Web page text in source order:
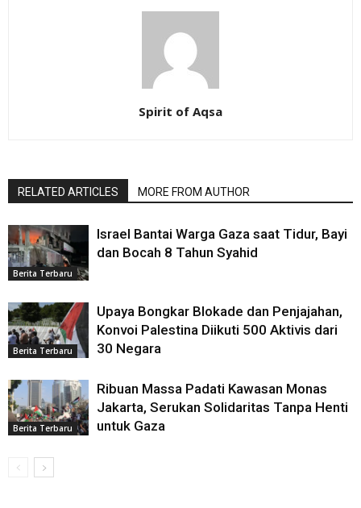
Spirit of Aqsa
RELATED ARTICLES MORE FROM AUTHOR
Berita Terbaru
Israel Bantai Warga Gaza saat Tidur, Bayi
dan Bocah 8 Tahun Syahid
Berita Terbaru
Upaya Bongkar Blokade dan Penjajahan,
Konvoi Palestina Diikuti 500 Aktivis dari
30 Negara
Berita Terbaru
Ribuan Massa Padati Kawasan Monas
Jakarta, Serukan Solidaritas Tanpa Henti
untuk Gaza